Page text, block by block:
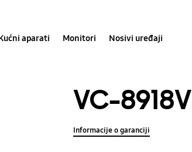
aparati Monitori Nosivi uređaji
VC-8918V
Informacije o garanciji